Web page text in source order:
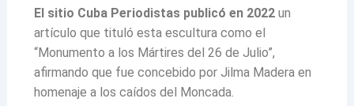
El sitio Cuba Periodistas publicó en 2022un
artículo que tituló esta escultura como el
“Monumento a los Mártires del 26 de Julio”,
afirmando que fue concebido por Jilma Madera en
homenaje a los caídos del Moncada.